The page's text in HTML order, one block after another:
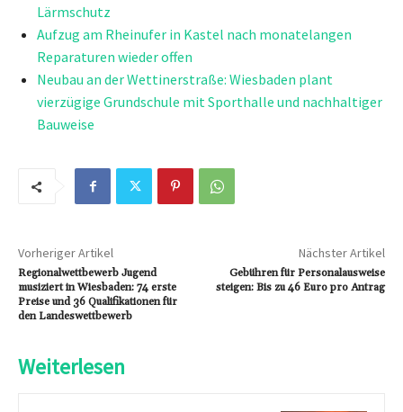
Lärmschutz
Aufzug am Rheinufer in Kastel nach monatelangen
Reparaturen wieder offen
Neubau an der Wettinerstraße: Wiesbaden plant
vierzügige Grundschule mit Sporthalle und nachhaltiger
Bauweise
Vorheriger Artikel
Regionalwettbewerb Jugend
musiziert in Wiesbaden: 74 erste
Preise und 36 Qualifikationen für
den Landeswettbewerb
Nächster Artikel
Gebühren für Personalausweise
steigen: Bis zu 46 Euro pro Antrag
Weiterlesen